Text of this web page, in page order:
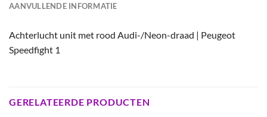
AANVULLENDE INFORMATIE
Achterlucht unit met rood Audi-/Neon-draad | Peugeot
Speedfight 1
GERELATEERDE PRODUCTEN